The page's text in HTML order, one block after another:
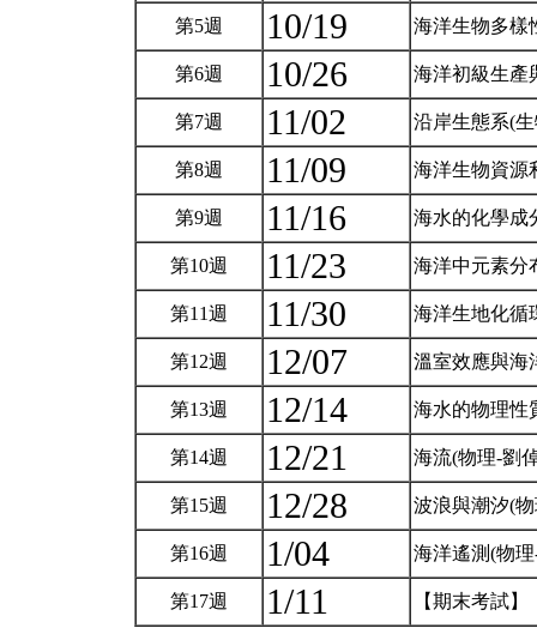
第5週 10/19 海洋生物多
第6週 10/26 海洋初級生
第7週 11/02 沿岸生態系(
第8週 11/09 海洋生物資
第9週 11/16 海水的化學成
第10週 11/23 海洋中元素
第11週 11/30 海洋生地化
第12週 12/07 溫室效應與
第13週 12/14 海水的物理
第14週 12/21 海流(物理-劉
第15週 12/28 波浪與潮汐(
第16週 1/04 海洋遙測(物
第17週 1/11 【期末考試】